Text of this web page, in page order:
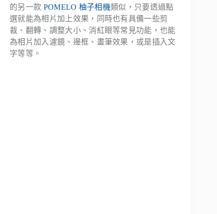
的另一款 POMELO 柚子相機類似，只要透過點
選就能為相片加上效果，同時也有具備一些剪
裁、翻轉、調整大小、消紅眼等常見功能，也能
為相片加入濾鏡、邊框、畫筆效果，或是插入文
字等等。